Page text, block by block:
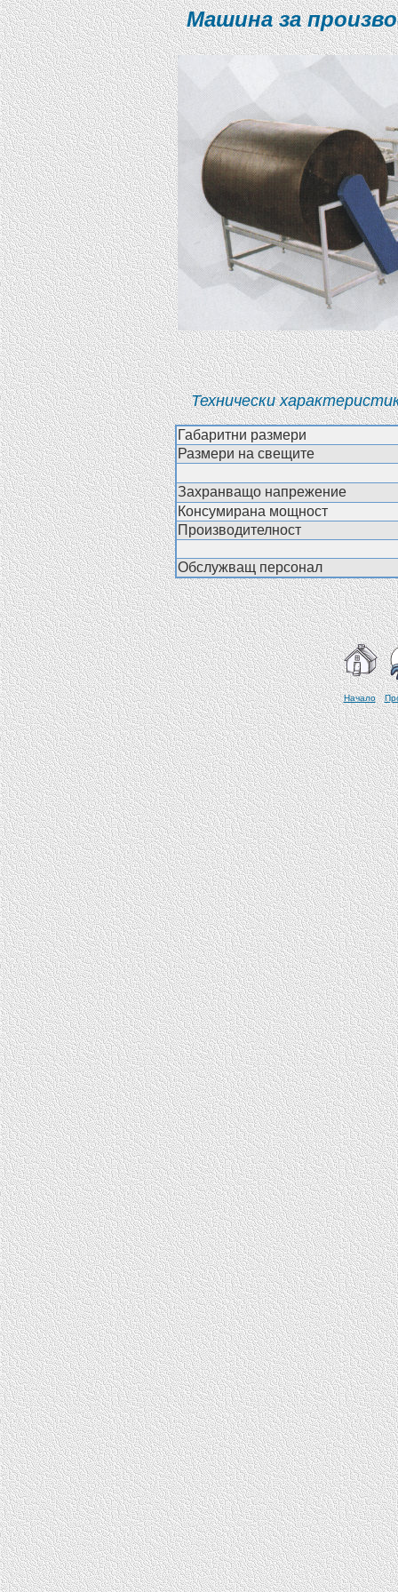
Машина за
Технически
Габаритни размери
Размери на свещите
Захранващо напрежение
Консумирана мощност
Производителност
Обслужващ персонал
Начало